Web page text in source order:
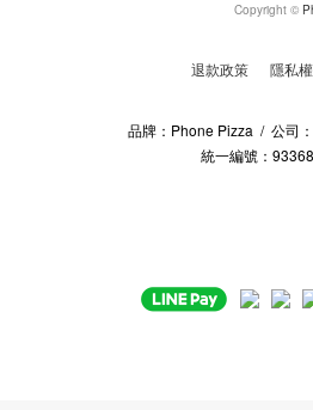
Copyright ©
退款政策 隱私
品牌：Phone Pizza / 公司
統一編號：